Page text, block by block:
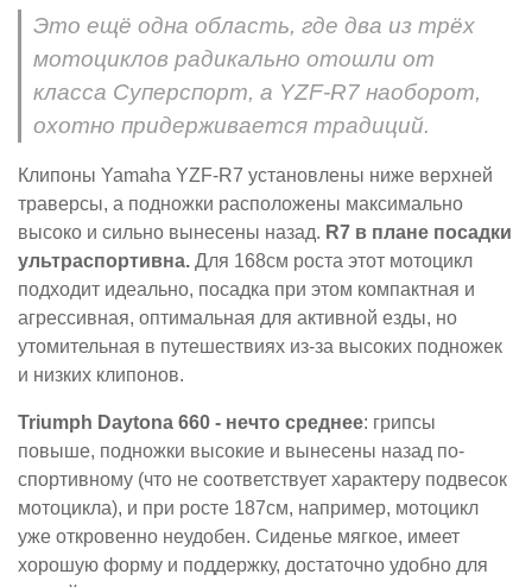
Это ещё одна область, где два из трёх
мотоциклов радикально отошли от
класса Суперспорт, а YZF-R7 наоборот,
охотно придерживается традиций.
Клипоны Yamaha YZF-R7 установлены ниже верхней
траверсы, а подножки расположены максимально
высоко и сильно вынесены назад. R7 в плане посадки
ультраспортивна. Для 168см роста этот мотоцикл
подходит идеально, посадка при этом компактная и
агрессивная, оптимальная для активной езды, но
утомительная в путешествиях из-за высоких подножек
и низких клипонов.
Triumph Daytona 660 - нечто среднее: грипсы
повыше, подножки высокие и вынесены назад по-
спортивному (что не соответствует характеру подвесок
мотоцикла), и при росте 187см, например, мотоцикл
уже откровенно неудобен. Сиденье мягкое, имеет
хорошую форму и поддержку, достаточно удобно для